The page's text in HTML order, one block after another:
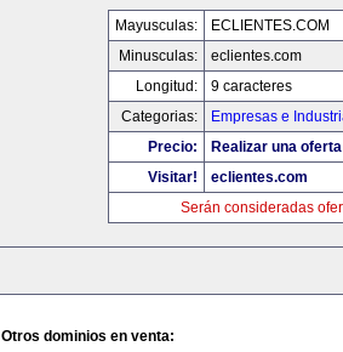
Mayusculas:
ECLIENTES.COM
Minusculas:
eclientes.com
Longitud:
9 caracteres
Categorias:
Empresas e
Precio:
Realizar una
Visitar!
eclientes.com
Serán consideradas
Otros dominios en venta: